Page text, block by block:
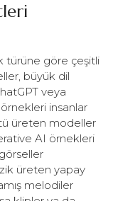
türüne göre çeşitli
büyük dil
veya
insanlar
üreten modeller
AI örnekleri
üreten yapay
melodiler